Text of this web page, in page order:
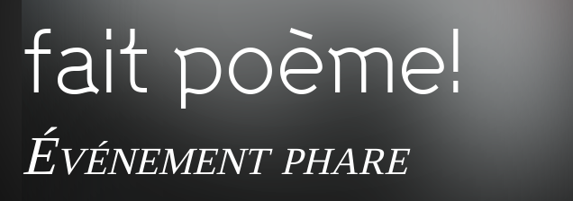
fait poème!
Événement phare